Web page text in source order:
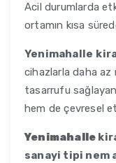
Acil durumlarda
ortamın kısa
Yenimahalle
cihazlarla daha az
tasarrufu sağlayan
hem de çevresel
Yenimahalle
sanayi tipi nem